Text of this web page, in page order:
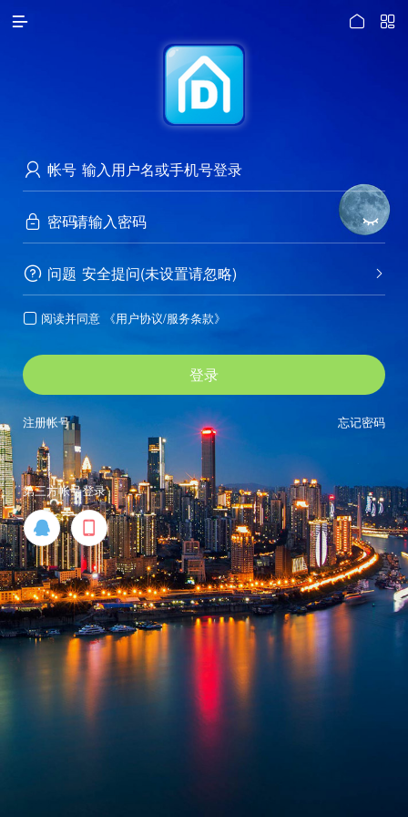
 

 帐号
 密码 
 问题 
安全提问(未设置请忽略)
 阅读并同意 《用户协议/服务条款》
登录
忘记密码
注册帐号
第三方帐号登录
 